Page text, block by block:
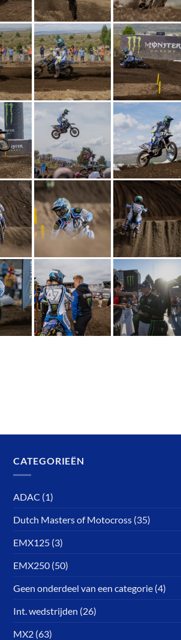
CATEGORIEËN
ADAC (1)
Dutch Masters of Motocross (35)
EMX125 (3)
EMX250 (50)
Geen onderdeel van een categorie (4)
Int. wedstrijden (26)
MX2 (63)